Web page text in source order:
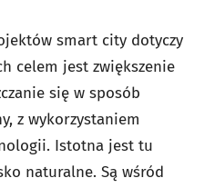
smart city dotyczy
celem jest zwiększenie
się w sposób
z wykorzystaniem
Istotna jest tu
naturalne. Są wśród